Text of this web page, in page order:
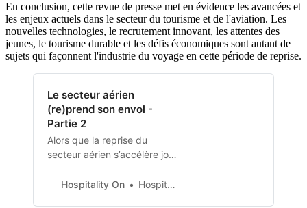
En conclusion, cette revue de presse met en évidence les avancées et
les enjeux actuels dans le secteur du tourisme et de l'aviation. Les
nouvelles technologies, le recrutement innovant, les attentes des
jeunes, le tourisme durable et les défis économiques sont autant de
sujets qui façonnent l'industrie du voyage en cette période de reprise.
Le secteur aérien
(re)prend son envol -
Partie 2
Alors que la reprise du
secteur aérien s’accélère jour
du temps est tout aussi
Hospitality On Hospitality On